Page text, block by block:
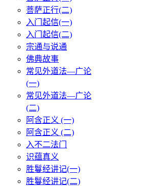
菩萨正行(二)
入门起信(一)
入门起信(二)
宗通与说通
佛典故事
常见外道法—广论
(一)
常见外道法—广论
(二)
阿含正义 (一)
阿含正义 (二)
入不二法门
识蕴真义
胜鬘经讲记(一)
胜鬘经讲记(二)